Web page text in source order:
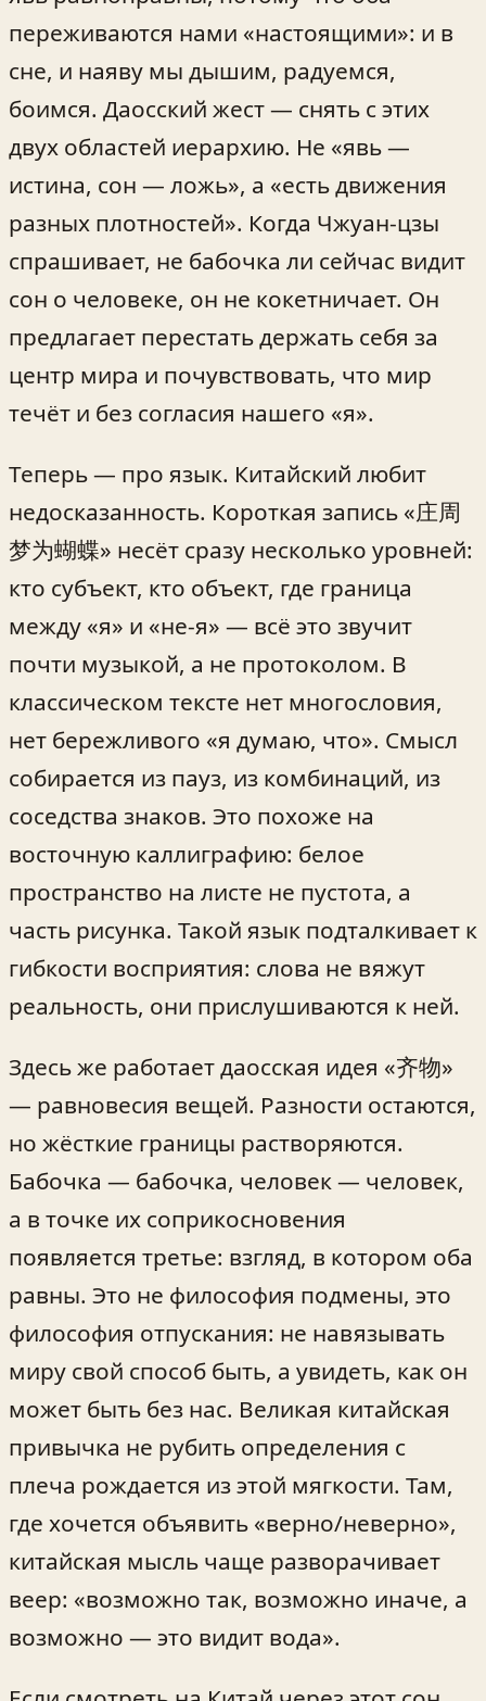
переживаются нами «настоящими»: и в
сне, и наяву мы дышим, радуемся,
боимся. Даосский жест — снять с этих
двух областей иерархию. Не «явь —
истина, сон — ложь», а «есть движения
разных плотностей». Когда Чжуан-цзы
спрашивает, не бабочка ли сейчас видит
сон о человеке, он не кокетничает. Он
предлагает перестать держать себя за
центр мира и почувствовать, что мир
течёт и без согласия нашего «я».
Теперь — про язык. Китайский любит
недосказанность. Короткая запись «庄周
梦为蝴蝶» несёт сразу несколько уровней:
кто субъект, кто объект, где граница
между «я» и «не-я» — всё это звучит
почти музыкой, а не протоколом. В
классическом тексте нет многословия,
нет бережливого «я думаю, что». Смысл
собирается из пауз, из комбинаций, из
соседства знаков. Это похоже на
восточную каллиграфию: белое
пространство на листе не пустота, а
часть рисунка. Такой язык подталкивает к
гибкости восприятия: слова не вяжут
реальность, они прислушиваются к ней.
Здесь же работает даосская идея «齐物»
— равновесия вещей. Разности остаются,
но жёсткие границы растворяются.
Бабочка — бабочка, человек — человек,
а в точке их соприкосновения
появляется третье: взгляд, в котором оба
равны. Это не философия подмены, это
философия отпускания: не навязывать
миру свой способ быть, а увидеть, как он
может быть без нас. Великая китайская
привычка не рубить определения с
плеча рождается из этой мягкости. Там,
где хочется объявить «верно/неверно»,
китайская мысль чаще разворачивает
веер: «возможно так, возможно иначе, а
возможно — это видит вода».